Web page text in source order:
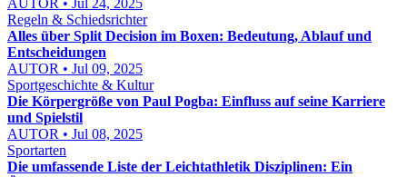
AUTOR • Jul 24, 2025
Regeln & Schiedsrichter
Alles über Split Decision im Boxen: Bedeutung, Ablauf und
Entscheidungen
AUTOR • Jul 09, 2025
Sportgeschichte & Kultur
Die Körpergröße von Paul Pogba: Einfluss auf seine Karriere
und Spielstil
AUTOR • Jul 08, 2025
Sportarten
Die umfassende Liste der Leichtathletik Disziplinen: Ein